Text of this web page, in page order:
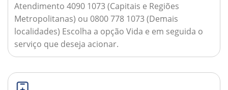
Atendimento 4090 1073 (Capitais e Regiões
Metropolitanas) ou 0800 778 1073 (Demais
localidades) Escolha a opção Vida e em seguida o
serviço que deseja acionar.